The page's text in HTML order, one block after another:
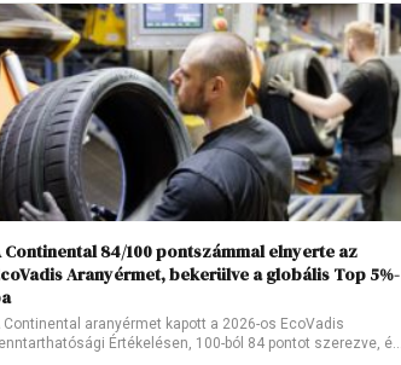
Continental 84/100 pontszámmal elnyerte az
Aranyérmet, bekerülve a globális Top 5%-
Continental aranyérmet kapott a 2026-os EcoVadis
Értékelésen, 100-ból 84 pontot szerezve, és